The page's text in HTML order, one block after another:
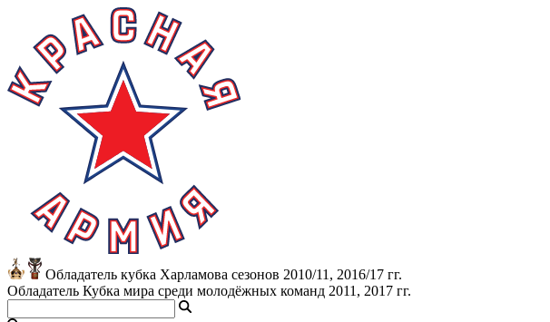
Обладатель кубка Харламова сезонов 2010/11, 2016/17 гг.
Обладатель Кубка мира среди молодёжных команд 2011, 2017 гг.